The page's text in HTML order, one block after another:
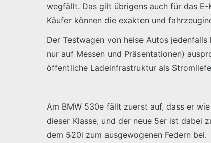
wegfällt. Das gilt übrigens auch für das
Käufer können die exakten und
Der Testwagen von heise Autos
nur auf Messen und Präsentationen)
öffentliche Ladeinfrastruktur als
Am BMW 530e fällt zuerst auf, dass er
dieser Klasse, und der neue 5er ist
dem 520i zum ausgewogenen Federn bei.